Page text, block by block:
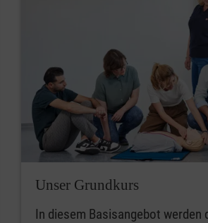
Unser Grundkurs
In diesem Basisangebot werden